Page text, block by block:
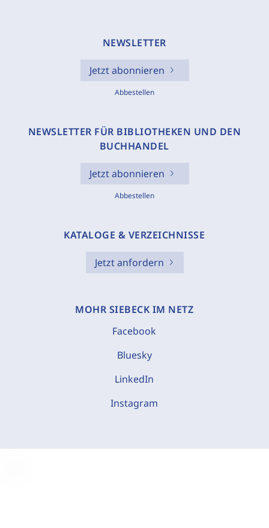
NEWSLETTER
Jetzt abonnieren
Abbestellen
NEWSLETTER FÜR BIBLIOTHEKEN UND DEN
BUCHHANDEL
Jetzt abonnieren
Abbestellen
KATALOGE & VERZEICHNISSE
Jetzt anfordern
MOHR SIEBECK IM NETZ
Facebook
Bluesky
LinkedIn
Instagram